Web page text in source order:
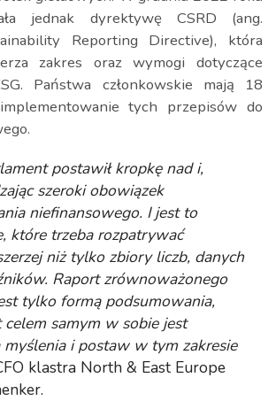
jednak dyrektywę CSRD (ang.
Reporting Directive), która
zakres oraz wymogi dotyczące
Państwa członkowskie mają 18
tych przepisów do
postawił kropkę nad i,
szeroki obowiązek
niefinansowego. I jest to
które trzeba rozpatrywać
niż tylko zbiory liczb, danych
Raport zrównoważonego
tylko formą podsumowania,
celem samym w sobie jest
i postaw w tym zakresie
klastra North & East Europe